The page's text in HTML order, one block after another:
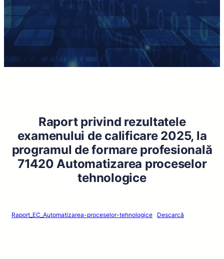
Raport privind rezultatele
examenului de calificare 2025, la
programul de formare profesională
71420 Automatizarea proceselor
tehnologice
Raport_EC_Automatizarea-proceselor-tehnologice Descarcă